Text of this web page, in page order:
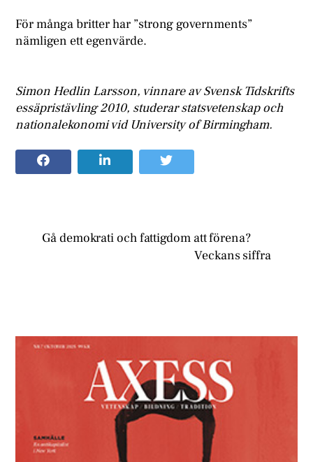
För många britter har ”strong governments”
nämligen ett egenvärde.
Simon Hedlin Larsson, vinnare av Svensk Tidskrifts
essäpristävling 2010, studerar statsvetenskap och
nationalekonomi vid University of Birmingham.
Gå demokrati och fattigdom att förena?
Veckans siffra